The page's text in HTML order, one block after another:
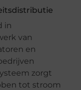
in
van
en
zorgt
tot stroom